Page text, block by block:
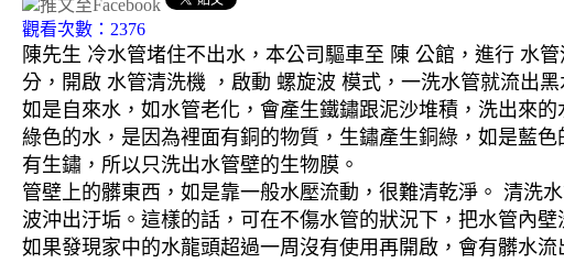
觀看次數：2376
陳先生 冷水管堵住不出水，本公司驅車至 陳 公館，進行 水
分，開啟 水管清洗機 ，啟動 螺旋波 模式，一洗水管就流出
如是自來水，如水管老化，會產生鐵鏽跟泥沙堆積，洗出來
綠色的水，是因為裡面有銅的物質，生鏽產生銅綠，如是藍
有生鏽，所以只洗出水管壁的生物膜。
管壁上的髒東西，如是靠一般水壓流動，很難清乾淨。 清洗
波沖出汙垢。這樣的話，可在不傷水管的狀況下，把水管內壁
如果發現家中的水龍頭超過一周沒有使用再開啟，會有髒水